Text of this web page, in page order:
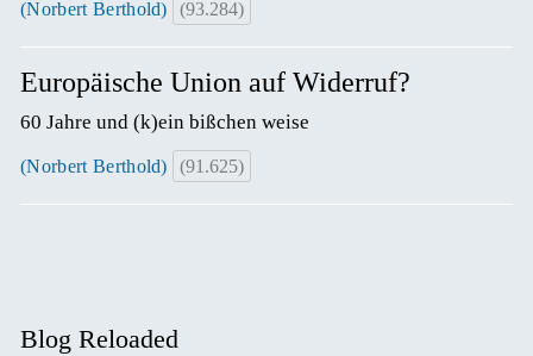
(Norbert Berthold) (93.284)
Europäische Union auf Widerruf?
60 Jahre und (k)ein bißchen weise
(Norbert Berthold) (91.625)
Blog Reloaded